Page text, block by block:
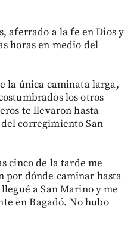
aferrado a la fe en Dios y
horas en medio del
la única caminata larga,
los otros
te llevaron hasta
corregimiento San
cinco de la tarde me
por dónde caminar hasta
a San Marino y me
en Bagadó. No hubo